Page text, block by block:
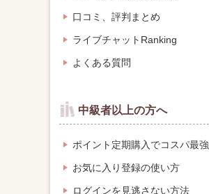
口コミ、評判まとめ
ライブチャットRanking
よくある質問
中級者以上の方へ
ポイント定期購入でコスパ最強
お気に入り登録の使い方
ログインを見逃さない方法